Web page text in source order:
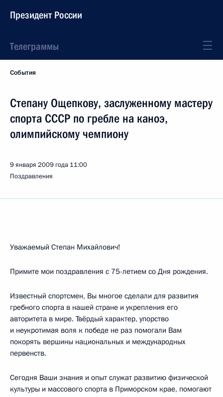
Президент России
Телеграммы
События
Степану Ощепкову, заслуженному мастеру
спорта СССР по гребле на каноэ,
олимпийскому чемпиону
9 января 2009 года 11:00
Поздравления
Уважаемый Степан Михайлович!
Примите мои поздравления с 75-летием со Дня рождения.
Известный спортсмен, Вы многое сделали для развития
гребного спорта в нашей стране и укрепления его
авторитета в мире. Твёрдый характер, упорство
и неукротимая воля к победе не раз помогали Вам
покорять вершины национальных и международных
первенств.
Сегодня Ваши знания и опыт служат развитию физической
культуры и массового спорта в Приморском крае, помогают